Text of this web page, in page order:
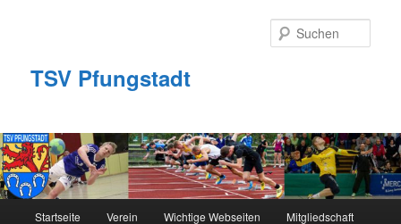
TSV Pfungstadt
Startseite Verein Wichtige Webseiten Mitgliedschaft